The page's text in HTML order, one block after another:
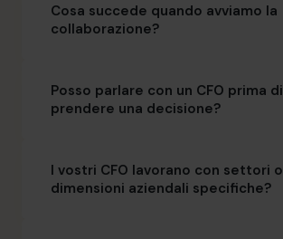
Cosa succede quando avviamo la
collaborazione?
Posso parlare con un CFO prima di
prendere una decisione?
I vostri CFO lavorano con settori o
dimensioni aziendali specifiche?